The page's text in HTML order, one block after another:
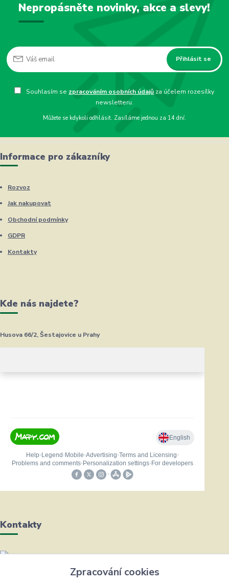
Nepropásněte novinky, akce a slevy!
Přihlásit se
Souhlasím se zpracováním osobních údajů za účelem rozesílky
newsletteru.
Můžete se kdykoli odhlásit. Zasíláme jednou za 14 dní.
Informace pro zákazníky
Rozvoz
Jak nakupovat
Obchodní podmínky
GDPR
Kontakty
Kde nás najdete?
Husova 66/2, Šestajovice u Prahy
Kontakty
Helena Bayerová
+420 604 711 491Zpracování cookies